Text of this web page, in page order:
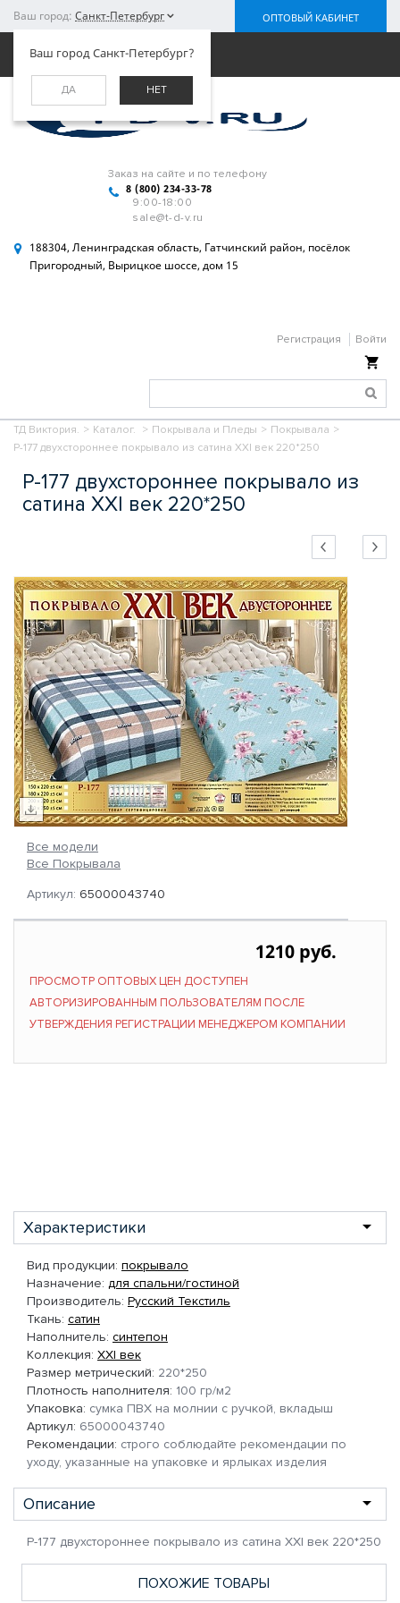
Ваш город: Санкт-Петербург
Ваш город Санкт-Петербург?
ДА НЕТ
ОПТОВЫЙ КАБИНЕТ
Заказ на сайте и по телефону
8 (800) 234-33-78
9:00-18:00
sale@t-d-v.ru
188304, Ленинградская область, Гатчинский район, посёлок
Пригородный, Вырицкое шоссе, дом 15
Регистрация Войти
Меню
ТД Виктория. > Каталог. > Покрывала и Пледы > Покрывала >
Р-177 двухстороннее покрывало из сатина XXI век 220*250
Р-177 двухстороннее покрывало из
сатина XXI век 220*250
Все модели
Все Покрывала
Артикул: 65000043740
1210 руб.
ПРОСМОТР ОПТОВЫХ ЦЕН ДОСТУПЕН
АВТОРИЗИРОВАННЫМ ПОЛЬЗОВАТЕЛЯМ ПОСЛЕ
УТВЕРЖДЕНИЯ РЕГИСТРАЦИИ МЕНЕДЖЕРОМ КОМПАНИИ
Характеристики
Вид продукции: покрывало
Назначение: для спальни/гостиной
Производитель: Русский Текстиль
Ткань: сатин
Наполнитель: синтепон
Коллекция: XXI век
Размер метрический: 220*250
Плотность наполнителя: 100 гр/м2
Упаковка: сумка ПВХ на молнии с ручкой, вкладыш
Артикул: 65000043740
Рекомендации: строго соблюдайте рекомендации по
уходу, указанные на упаковке и ярлыках изделия
Описание
Р-177 двухстороннее покрывало из сатина XXI век 220*250
ПОХОЖИЕ ТОВАРЫ